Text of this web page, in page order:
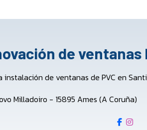
de ventanas
de ventanas de PVC en
Milladoiro - 15895 Ames (A Coruña)